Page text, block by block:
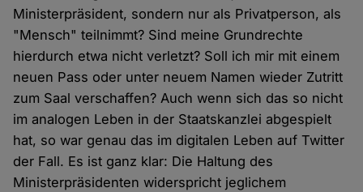
Ministerpräsident, sondern nur als Privatperson, als
"Mensch" teilnimmt? Sind meine Grundrechte
hierdurch etwa nicht verletzt? Soll ich mir mit einem
neuen Pass oder unter neuem Namen wieder Zutritt
zum Saal verschaffen? Auch wenn sich das so nicht
im analogen Leben in der Staatskanzlei abgespielt
hat, so war genau das im digitalen Leben auf Twitter
der Fall. Es ist ganz klar: Die Haltung des
Ministerpräsidenten widerspricht jeglichem